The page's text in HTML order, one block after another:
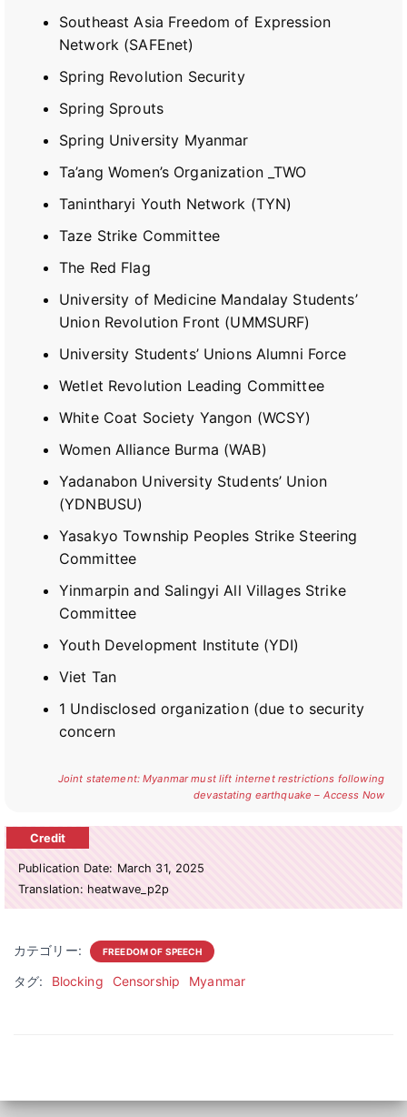
Southeast Asia Freedom of Expression
Network (SAFEnet)
Spring Revolution Security
Spring Sprouts
Spring University Myanmar
Ta’ang Women’s Organization _TWO
Tanintharyi Youth Network (TYN)
Taze Strike Committee
The Red Flag
University of Medicine Mandalay Students’
Union Revolution Front (UMMSURF)
University Students’ Unions Alumni Force
Wetlet Revolution Leading Committee
White Coat Society Yangon (WCSY)
Women Alliance Burma (WAB)
Yadanabon University Students’ Union
(YDNBUSU)
Yasakyo Township Peoples Strike Steering
Committee
Yinmarpin and Salingyi All Villages Strike
Committee
Youth Development Institute (YDI)
Viet Tan
1 Undisclosed organization (due to security
concern
Joint statement: Myanmar must lift internet restrictions following
devastating earthquake – Access Now
Publication Date: March 31, 2025
Translation: heatwave_p2p
カテゴリー: FREEDOM OF SPEECH
タグ: Blocking Censorship Myanmar